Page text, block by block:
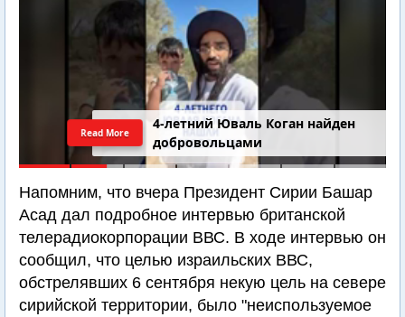
4-летний Юваль Коган найден
добровольцами
Read More
Напомним, что вчера Президент Сирии Башар
Асад дал подробное интервью британской
телерадиокорпорации ВВС. В ходе интервью он
сообщил, что целью израильских ВВС,
обстрелявших 6 сентября некую цель на севере
сирийской территории, было "неиспользуемое